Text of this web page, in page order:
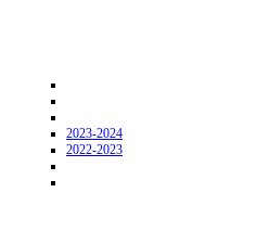
2023-2024
2022-2023